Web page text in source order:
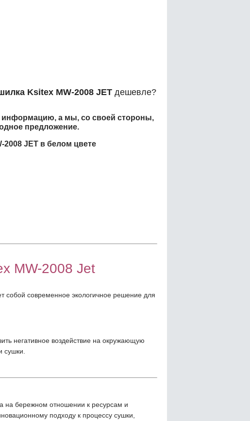
Ksitex MW-2008 JET дешевле?
информацию, а мы, со своей стороны,
предложение.
2008 JET в белом цвете
MW-2008 Jet
собой современное экологичное решение для
негативное воздействие на окружающую
сушки.
на бережном отношении к ресурсам и
подходу к процессу сушки,